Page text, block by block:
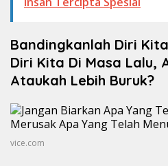
Bandingkanlah Diri
Diri Kita Di Masa Lalu,
Ataukah Lebih Buruk?
vice.com